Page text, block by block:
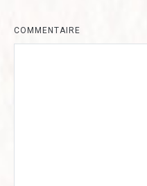
COMMENTAIRE